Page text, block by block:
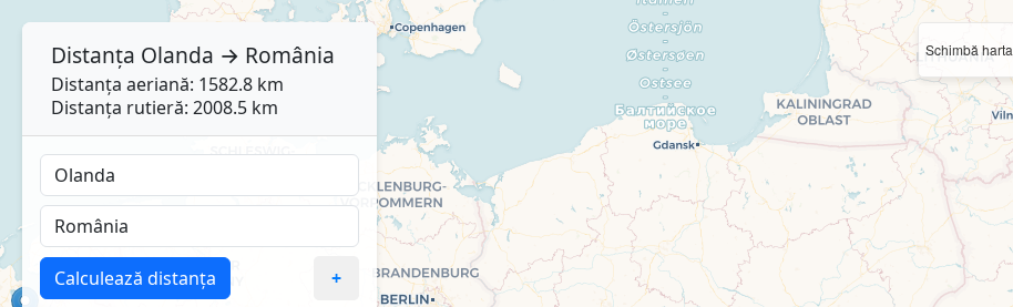
Schimbă harta
Distanța Olanda → România
Distanța aeriană: 1582.8 km
Distanța rutieră: 2008.5 km
Calculează distanța +